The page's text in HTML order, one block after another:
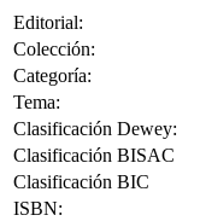
Editorial:
Colección:
Categoría:
Tema:
Clasificación Dewey:
Clasificación BISAC
Clasificación BIC
ISBN: